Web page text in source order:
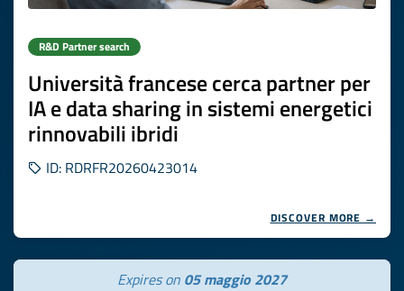
R&D Partner search
Università francese cerca partner per
IA e data sharing in sistemi energetici
rinnovabili ibridi
ID: RDRFR20260423014
DISCOVER MORE →
Expires on 05 maggio 2027